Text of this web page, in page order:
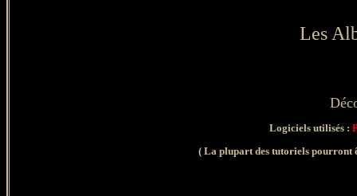
Les
Logiciels utilisés :
( La plupart des tutoriels pourront